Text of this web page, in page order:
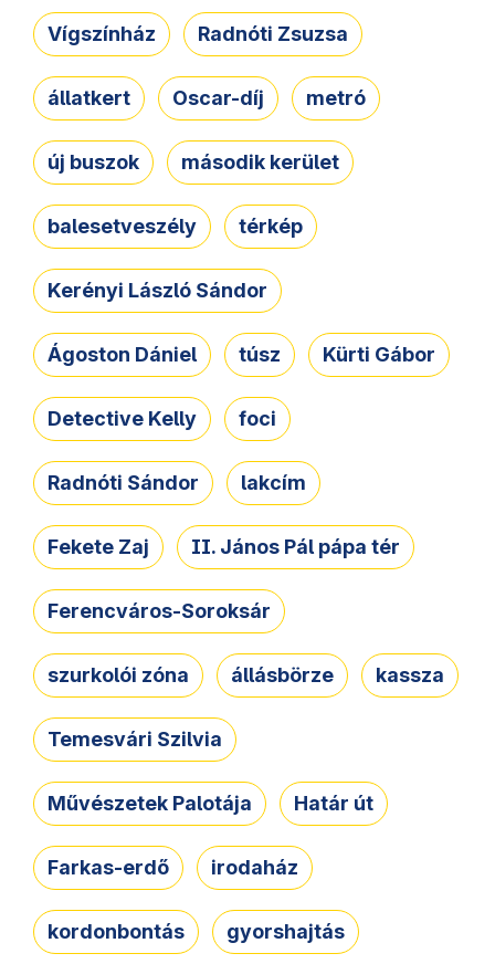
Vígszínház Radnóti Zsuzsa
állatkert Oscar-díj metró
új buszok második kerület
balesetveszély térkép
Kerényi László Sándor
Ágoston Dániel túsz Kürti Gábor
Detective Kelly foci
Radnóti Sándor lakcím
Fekete Zaj II. János Pál pápa tér
Ferencváros-Soroksár
szurkolói zóna állásbörze kassza
Temesvári Szilvia
Művészetek Palotája Határ út
Farkas-erdő irodaház
kordonbontás gyorshajtás